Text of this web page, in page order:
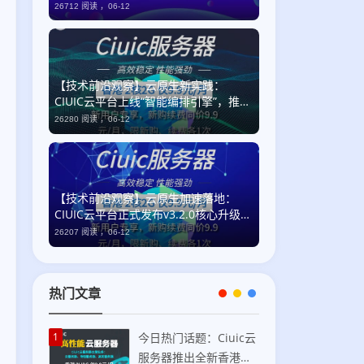
26712 阅读 ，06-12
【技术前沿观察】云原生新实践：
CIUIC云平台上线“智能编排引擎”，推动
企业级自动化运维迈入语义化时代
26280 阅读 ，06-12
【技术前沿观察】云原生加速落地：
CIUIC云平台正式发布v3.2.0核心升级，
全链路可观测性与国产化适配双突破
26207 阅读 ，06-12
热门文章
1
今日热门话题：Ciuic云
服务器推出全新香港住